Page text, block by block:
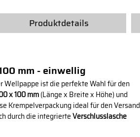
Produktdetails
mm - einwellig
Wellpappe ist die perfekte Wahl für den
x 100 mm(Länge x Breite x Höhe) und
Krempelverpackung ideal für den Versand
durch die integrierteVerschlusslasche